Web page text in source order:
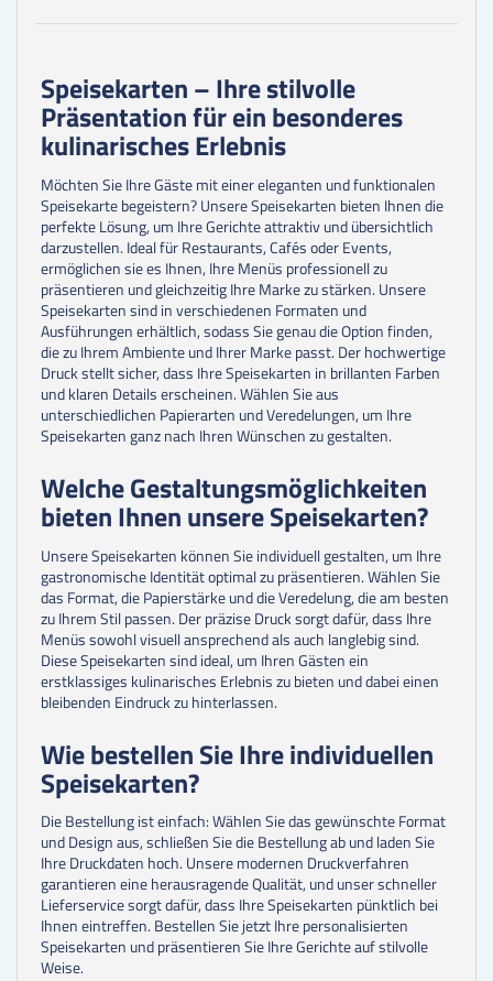
150Stk.
0,58 €
225Stk.
0,53 €
250Stk.
0,49 €
300Stk.
350Stk.
400Stk.
0,43 €
450Stk.
0,43 €
500 Stk. 0,42 €
Speisekarten – Ihre stilvolle
Präsentation für ein besonderes
kulinarisches Erlebnis
Möchten Sie Ihre Gäste mit einer eleganten und funktionalen
Speisekarte begeistern? Unsere Speisekarten bieten Ihnen die
perfekte Lösung, um Ihre Gerichte attraktiv und übersichtlich
darzustellen. Ideal für Restaurants, Cafés oder Events,
ermöglichen sie es Ihnen, Ihre Menüs professionell zu
präsentieren und gleichzeitig Ihre Marke zu stärken. Unsere
Speisekarten sind in verschiedenen Formaten und
Ausführungen erhältlich, sodass Sie genau die Option finden,
die zu Ihrem Ambiente und Ihrer Marke passt. Der hochwertige
Druck stellt sicher, dass Ihre Speisekarten in brillanten Farben
und klaren Details erscheinen. Wählen Sie aus
unterschiedlichen Papierarten und Veredelungen, um Ihre
Speisekarten ganz nach Ihren Wünschen zu gestalten.
Welche Gestaltungsmöglichkeiten
bieten Ihnen unsere Speisekarten?
Unsere Speisekarten können Sie individuell gestalten, um Ihre
gastronomische Identität optimal zu präsentieren. Wählen Sie
das Format, die Papierstärke und die Veredelung, die am besten
zu Ihrem Stil passen. Der präzise Druck sorgt dafür, dass Ihre
Menüs sowohl visuell ansprechend als auch langlebig sind.
Diese Speisekarten sind ideal, um Ihren Gästen ein
erstklassiges kulinarisches Erlebnis zu bieten und dabei einen
bleibenden Eindruck zu hinterlassen.
Wie bestellen Sie Ihre individuellen
Speisekarten?
Die Bestellung ist einfach: Wählen Sie das gewünschte Format
und Design aus, schließen Sie die Bestellung ab und laden Sie
Ihre Druckdaten hoch. Unsere modernen Druckverfahren
garantieren eine herausragende Qualität, und unser schneller
Lieferservice sorgt dafür, dass Ihre Speisekarten pünktlich bei
Ihnen eintreffen. Bestellen Sie jetzt Ihre personalisierten
Speisekarten und präsentieren Sie Ihre Gerichte auf stilvolle
Weise.